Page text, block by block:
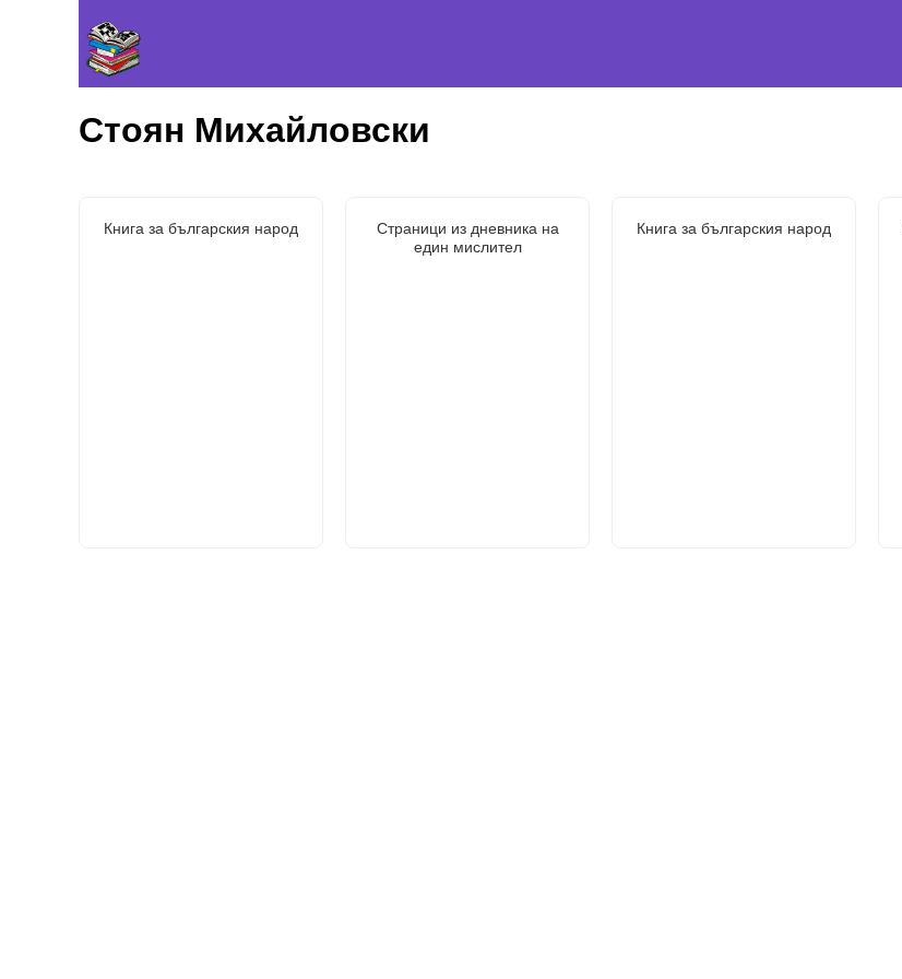
Стоян Михайловски
Книга за българския народ
Страници из дневника на
един мислител
Книга за българския народ